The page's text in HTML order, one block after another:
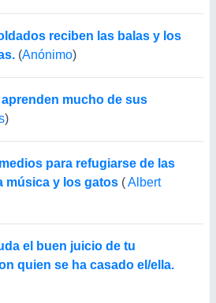
reciben las balas y los
(Anónimo)
mucho de sus
)
para refugiarse de las
música y los gatos (Albert
el buen juicio de tu
quien se ha casado el/ella.